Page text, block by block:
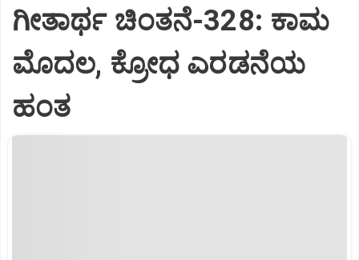
ಗೀತಾರ್ಥ ಚಿಂತನೆ-328: ಕಾಮ
ಮೊದಲ, ಕ್ರೋಧ ಎರಡನೆಯ
ಹಂತ